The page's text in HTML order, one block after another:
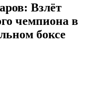
Взлёт
чемпиона в
боксе